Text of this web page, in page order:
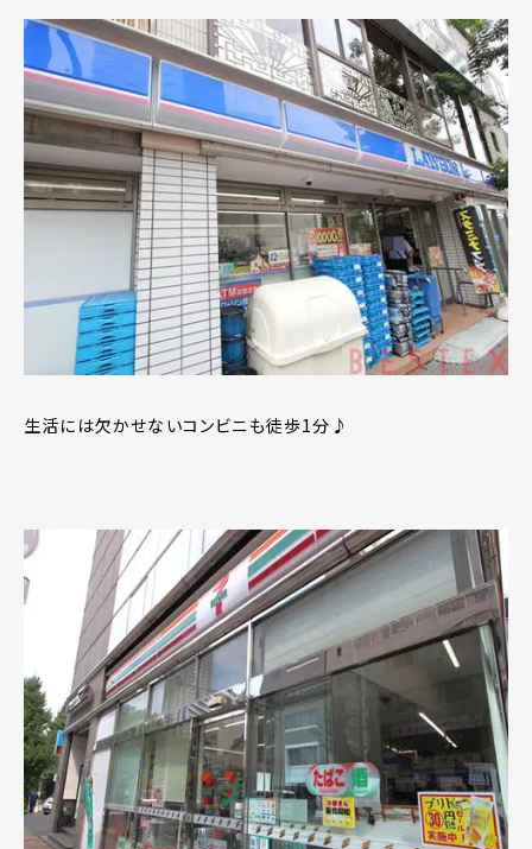
生活には欠かせないコンビニも徒歩1分♪